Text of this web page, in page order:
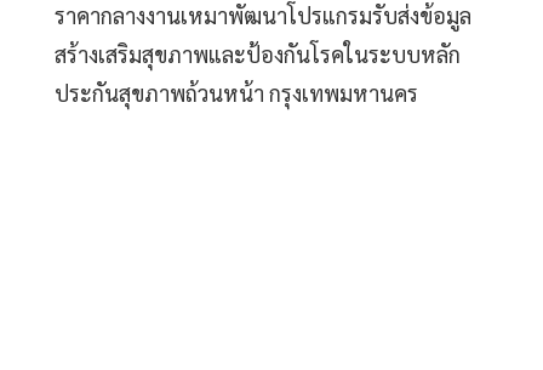
ราคากลางงานเหมาพัฒนาโปรแกรมรับส่งข้อมูล
สร้างเสริมสุขภาพและป้องกันโรคในระบบหลัก
ประกันสุขภาพถ้วนหน้า กรุงเทพมหานคร